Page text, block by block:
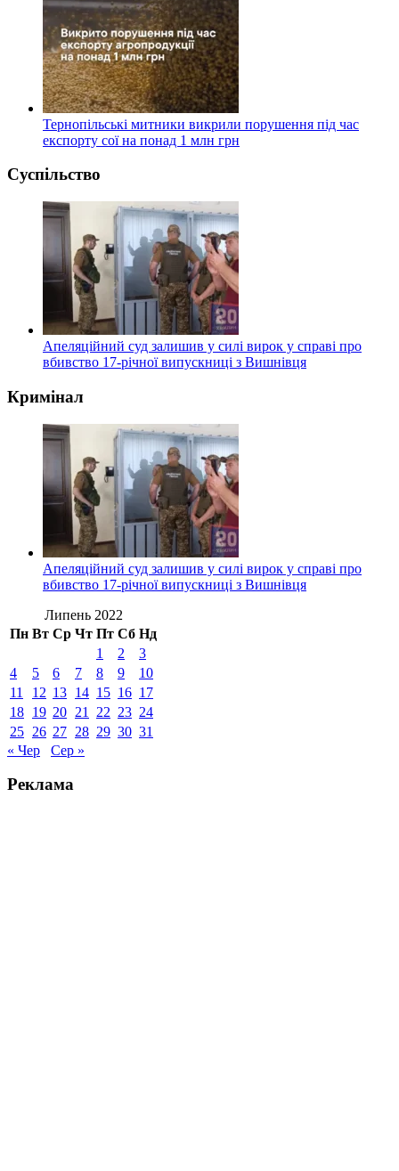
Тернопільські митники викрили порушення під час
експорту сої на понад 1 млн грн
Суспільство
Апеляційний суд залишив у силі вирок у справі про
вбивство 17-річної випускниці з Вишнівця
Кримінал
Апеляційний суд залишив у силі вирок у справі про
вбивство 17-річної випускниці з Вишнівця
Липень 2022
Пн Вт Ср Чт Пт Сб Нд
1
2
3
4
5 6 7 8 9
10
11
12 13 14 15 16 17
18 19 20 21 22 23 24
25 26 27 28 29 30 31
« Чер
Сер »
Реклама